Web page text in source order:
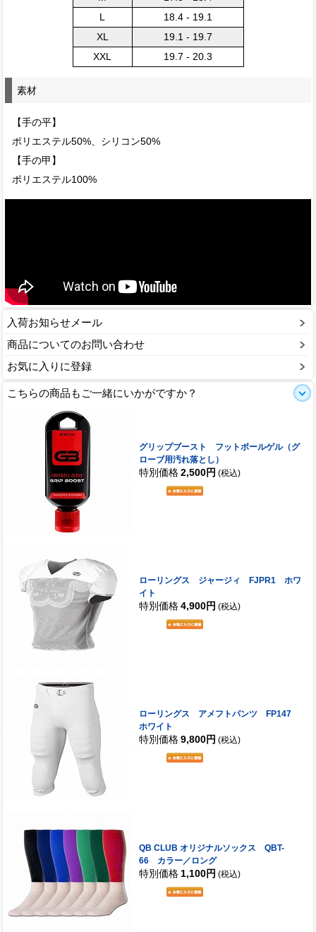
L
18.4 - 19.1
XL
19.1 - 19.7
XXL
19.7 - 20.3
素材
【手の平】
ポリエステル50%、シリコン50%
【手の甲】
ポリエステル100%
入荷お知らせメール
商品についてのお問い合わせ
お気に入りに登録
こちらの商品もご一緒にいかがですか？
グリップブースト フットボールゲル（グ
ローブ用汚れ落とし）
特別価格 2,500円 (税込)
ローリングス ジャージィ FJPR1 ホワ
イト
特別価格 4,900円 (税込)
ローリングス アメフトパンツ FP147
ホワイト
特別価格 9,800円 (税込)
QB CLUB オリジナルソックス QBT-
66 カラー／ロング
特別価格 1,100円 (税込)